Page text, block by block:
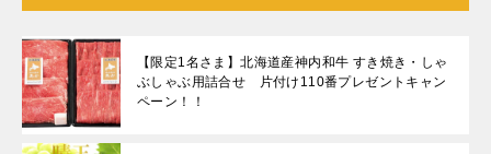
【限定1名さま】北海道産神内和牛 すき焼き・しゃ
ぶしゃぶ用詰合せ 片付け110番プレゼントキャン
ペーン！！